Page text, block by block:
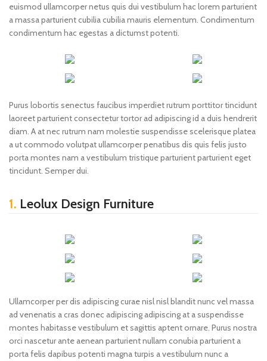
euismod ullamcorper netus quis dui vestibulum hac lorem parturient
a massa parturient cubilia cubilia mauris elementum. Condimentum
condimentum hac egestas a dictumst potenti.
Purus lobortis senectus faucibus imperdiet rutrum porttitor tincidunt
laoreet parturient consectetur tortor ad adipiscing id a duis hendrerit
diam. A at nec rutrum nam molestie suspendisse scelerisque platea
a ut commodo volutpat ullamcorper penatibus dis quis felis justo
porta montes nam a vestibulum tristique parturient parturient eget
tincidunt. Semper dui.
1. Leolux Design Furniture
Ullamcorper per dis adipiscing curae nisl nisl blandit nunc vel massa
ad venenatis a cras donec adipiscing adipiscing at a suspendisse
montes habitasse vestibulum et sagittis aptent ornare. Purus nostra
orci nascetur ante aenean parturient nullam conubia parturient a
porta felis dapibus potenti magna turpis a vestibulum nunc a